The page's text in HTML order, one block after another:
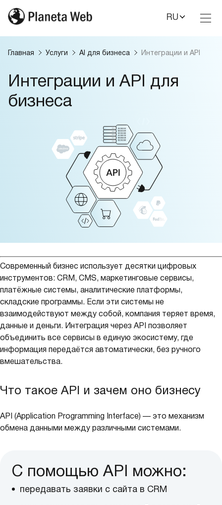
RU
Главная Услуги AI для бизнеса Интеграции и API
Интеграции и API для
бизнеса
Современный бизнес использует десятки цифровых
инструментов: CRM, CMS, маркетинговые сервисы,
платёжные системы, аналитические платформы,
складские программы. Если эти системы не
взаимодействуют между собой, компания теряет время,
данные и деньги. Интеграция через API позволяет
объединить все сервисы в единую экосистему, где
информация передаётся автоматически, без ручного
вмешательства.
Что такое API и зачем оно бизнесу
API (Application Programming Interface) — это механизм
обмена данными между различными системами.
С помощью API можно:
передавать заявки с сайта в CRM